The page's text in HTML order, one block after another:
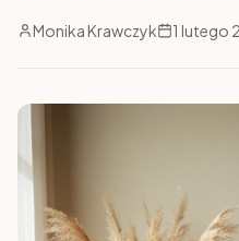
Monika Krawczyk 1 lutego